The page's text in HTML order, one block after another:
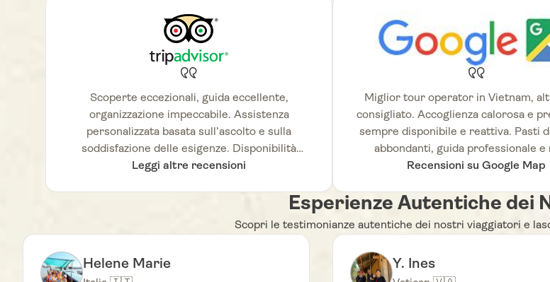
Scoperte eccezionali, guida eccellente,
organizzazione impeccabile. Assistenza
personalizzata basata sull’ascolto e sulla
soddisfazione delle esigenze. Disponibilità
costante. Agenzia di viaggi molto rinomata in
Leggi altre recensioni
Miglior tour operator in Vietnam,
consigliato. Accoglienza calorosa e
sempre disponibile e reattiva. Pasti
abbondanti, guida professionale e
competente.
Recensioni su Google Map
Esperienze Autentiche dei
Scopri le testimonianze autentiche dei nostri viaggiatori e
Helene Marie Y. Ines